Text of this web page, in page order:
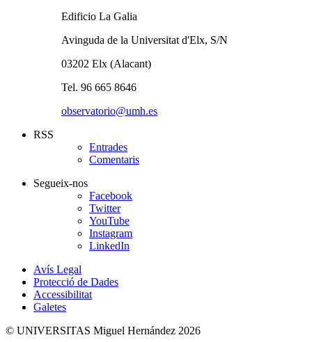
Edificio La Galia
Avinguda de la Universitat d'Elx, S/N
03202 Elx (Alacant)
Tel. 96 665 8646
observatorio@umh.es
RSS
Entrades
Comentaris
Segueix-nos
Facebook
Twitter
YouTube
Instagram
LinkedIn
Avís Legal
Protecció de Dades
Accessibilitat
Galetes
© UNIVERSITAS Miguel Hernández 2026